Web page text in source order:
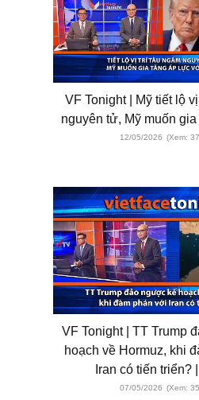
VF Tonight | Mỹ tiết lộ
nguyên tử, Mỹ muốn
12/05/2026 (Xem:
VF Tonight | TT Trump
hoạch về Hormuz, khi
Iran có tiến triển?
07/05/2026 (Xem: